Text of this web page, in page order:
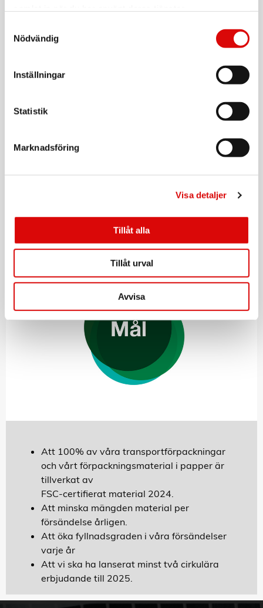
Nödvändig
Inställningar
Statistik
Marknadsföring
Visa detaljer
Tillåt alla
Tillåt urval
Avvisa
hållbara produkter,
främjande reparationer och återbruk,
produkter, ökad livslängd för produkter och
produkter som är fria från PFAS samt andra
miljö- och hälsovådliga kemikalier som
förväntningar har vi bland annat satt
övergripande mål i enlighet med målen i rutan.
Att 100% av våra transportförpackningar
och vårt förpackningsmaterial i papper är
tillverkat av
FSC-certifierat material 2024.
Att minska mängden material per
försändelse årligen.
Att öka fyllnadsgraden i våra försändelser
varje år
Att vi ska ha lanserat minst två cirkulära
erbjudande till 2025.